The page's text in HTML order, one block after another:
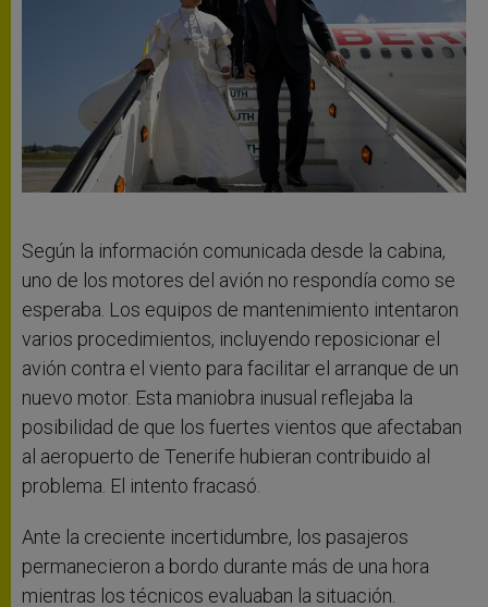
Según la información comunicada desde la cabina,
uno de los motores del avión no respondía como se
esperaba. Los equipos de mantenimiento intentaron
varios procedimientos, incluyendo reposicionar el
avión contra el viento para facilitar el arranque de un
nuevo motor. Esta maniobra inusual reflejaba la
posibilidad de que los fuertes vientos que afectaban
al aeropuerto de Tenerife hubieran contribuido al
problema. El intento fracasó.
Ante la creciente incertidumbre, los pasajeros
permanecieron a bordo durante más de una hora
mientras los técnicos evaluaban la situación.